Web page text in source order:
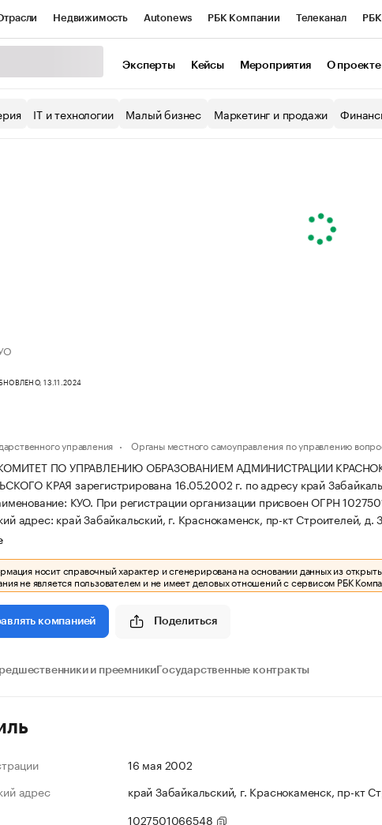
Недвижимость Autonews РБК Компании Телеканал
Экономика Бизнес
Эксперты Кейсы Мероприятия О проекте
IT и технологии Малый бизнес Маркетинг и продажи
13.11.2024
управления Органы местного самоуправления по управлению
КОМИТЕТ ПО УПРАВЛЕНИЮ ОБРАЗОВАНИЕМ АДМИНИСТРАЦИИ
КРАЯ зарегистрирована 16.05.2002 г. по адресу край
КУО. При регистрации организации присвоен ОГРН
адрес: край Забайкальский, г. Краснокаменск, пр-кт Строителей, д.
носит справочный характер и сгенерирована на основании данных из
не является пользователем и не имеет деловых отношений с сервисом РБК
компанией Поделиться
и преемники Государственные контракты
16 мая 2002
адрес
край Забайкальский, г. Краснокаменск, пр-кт
1027501066548